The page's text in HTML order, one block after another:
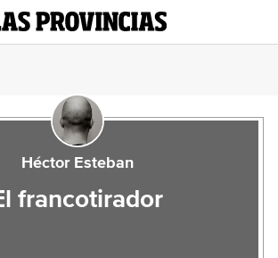
Héctor Esteban
francotirador